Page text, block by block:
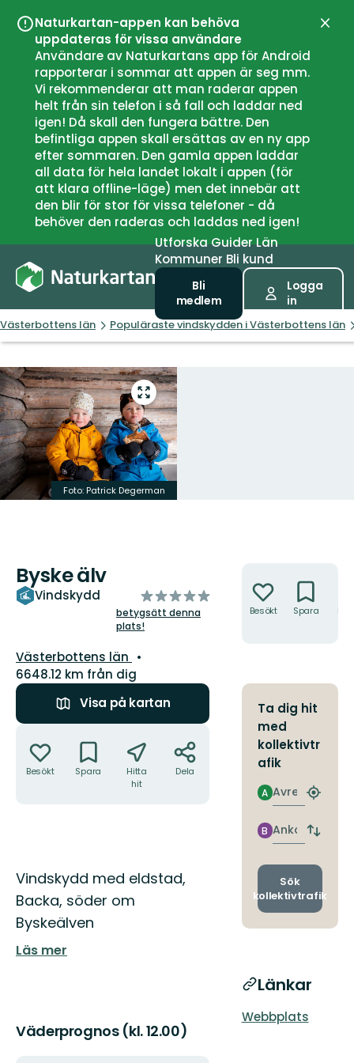
Naturkartan-appen kan behöva
uppdateras för vissa användare
Användare av Naturkartans app för Android
rapporterar i sommar att appen är seg mm.
Vi rekommenderar att man raderar appen
helt från sin telefon i så fall och laddar ned
igen! Då skall den fungera bättre. Den
befintliga appen skall ersättas av en ny app
efter sommaren. Den gamla appen laddar
all data för hela landet lokalt i appen (för
att klara offline-läge) men det innebär att
den blir för stor för vissa telefoner - då
behöver den raderas och laddas ned igen!
UtforskaGuiderLän
Kommuner Bli kund
Bli
medlem
Logga
in
Västerbottens län Populäraste vindskydden i Västerbottens län
Gå
till
helskärmsläge
Foto: Patrick Degerman
Byske älv
Vindskydd
av
5
stjärnor
betygsätt denna
plats!
Län:
Västerbottens län
6648.12 km från dig
Visa på kartan
Besökt Spara
Hitta
hit
Dela
Beskrivning
Vindskydd med eldstad,
Backa, söder om
Byskeälven
Läs mer
Väderprognos (kl. 12.00)
Besökt Spara
Ta dig hit
med
kollektivtr
afik
Avresa
A
Hitta
Ankomst
B
Byt
och
Sök
kollektivtrafik
Länkar
Webbplats